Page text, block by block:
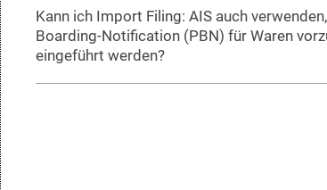
Kann ich Import Filing: AIS auch
Boarding-Notification (PBN) für Waren
eingeführt werden?